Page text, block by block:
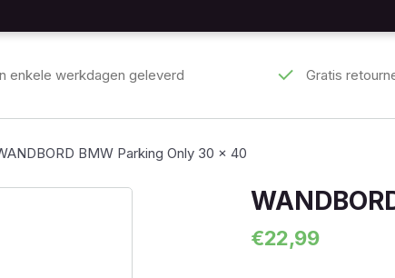
enkele werkdagen geleverd Gratis
BMW Parking Only 30 x 40
€22,99